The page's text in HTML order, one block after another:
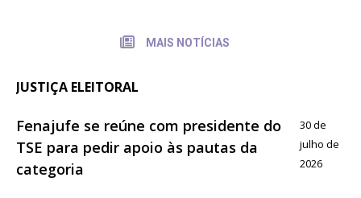
MAIS NOTÍCIAS
JUSTIÇA ELEITORAL
Fenajufe se reúne com presidente do
TSE para pedir apoio às pautas da
categoria
30 de
julho de
2026